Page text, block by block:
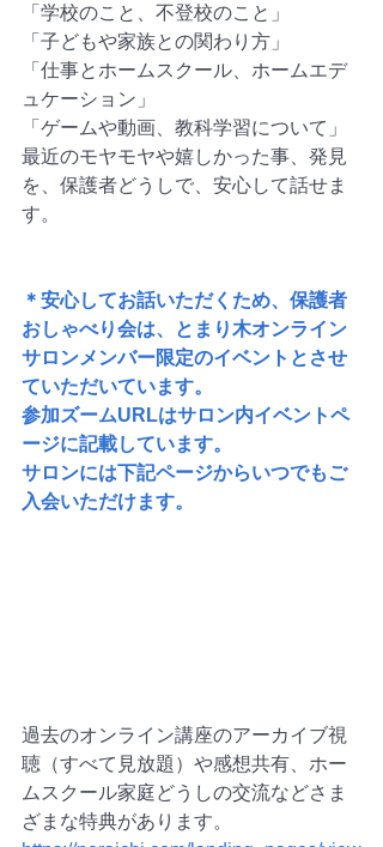
「学校のこと、不登校のこと」
「子どもや家族との関わり方」
「仕事とホームスクール、ホームエデ
ュケーション」
「ゲームや動画、教科学習について」
最近のモヤモヤや嬉しかった事、発見
を、保護者どうしで、安心して話せま
す。
＊安心してお話いただくため、保護者
おしゃべり会は、とまり木オンライン
サロンメンバー限定のイベントとさせ
ていただいています。
参加ズームURLはサロン内イベントペ
ージに記載しています。
サロンには下記ページからいつでもご
入会いただけます。
過去のオンライン講座のアーカイブ視
聴（すべて見放題）や感想共有、ホー
ムスクール家庭どうしの交流などさま
ざまな特典があります。